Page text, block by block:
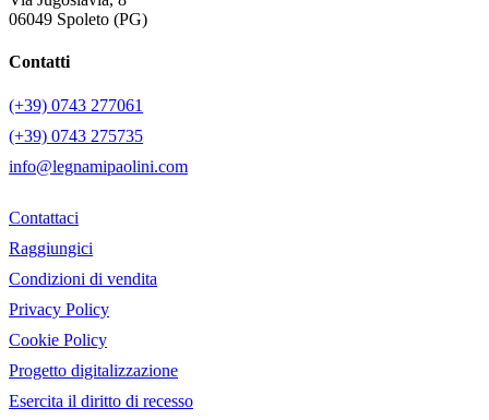
06049 Spoleto (PG)
Contatti
(+39) 0743 277061
(+39) 0743 275735
info@legnamipaolini.com
Contattaci
Raggiungici
Condizioni di vendita
Privacy Policy
Cookie Policy
Progetto digitalizzazione
Esercita il diritto di recesso